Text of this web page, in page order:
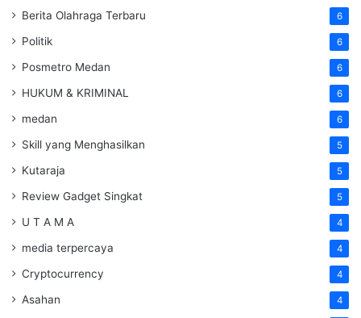
Berita Olahraga Terbaru 6
Politik 6
Posmetro Medan 6
HUKUM & KRIMINAL 6
medan 6
Skill yang Menghasilkan 5
Kutaraja 5
Review Gadget Singkat 5
U T A M A 4
media terpercaya 4
Cryptocurrency 4
Asahan 4